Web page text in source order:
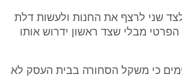
שני לרצף את החנות ולעשות דלת
הפרטי מבלי שצד ראשון ידרוש אותו
כי משקל הסחורה בבית העסק לא